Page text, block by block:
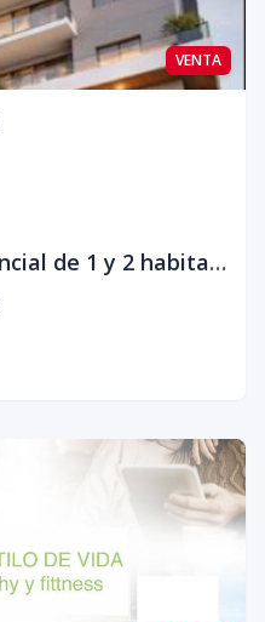
VENTA
Torre Moderna Residencial de 1 y 2 habitaciones